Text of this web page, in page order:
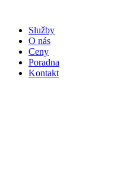
obsahuSlužby
O nás
Ceny
Poradna
Kontakt